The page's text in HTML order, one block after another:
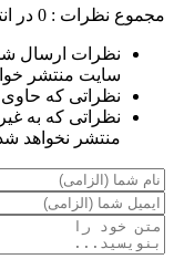
مجموع نظرات : 0 در
نظرات ارسال
سایت منتشر
نظراتی که حاوی
نظراتی که به
منتشر نخواهد